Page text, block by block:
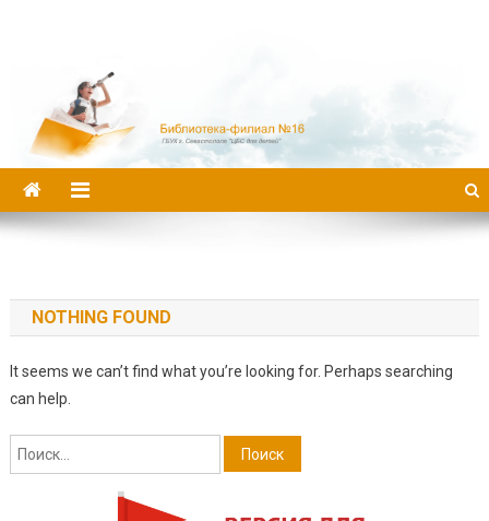
NOTHING FOUND
It seems we can’t find what you’re looking for. Perhaps searching
can help.
Найти: